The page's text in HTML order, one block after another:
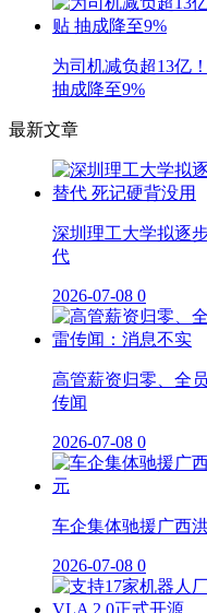
为司机减负超13亿
抽成降至9%
最新文章
深圳理工大学拟逐
代
2026-07-08 0
高管薪资归零、全
传闻
2026-07-08 0
车企集体驰援广西
2026-07-08 0